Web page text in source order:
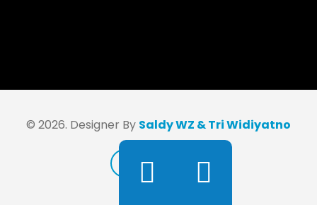
© 2026. Designer By Saldy WZ & Tri Widiyatno